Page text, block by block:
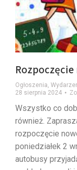
Ogłoszenia,
28 sierpnia 2024
Wszystko co
również.
rozpoczęcie
poniedziałek 2
autobusy